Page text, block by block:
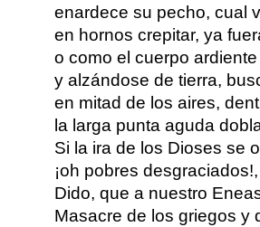
enardece su pecho, cual
en hornos crepitar, ya
o como el cuerpo
y alzándose de tierra,
en mitad de los aires,
la larga punta aguda
Si la ira de los Dioses se
¡oh pobres
Dido, que a nuestro
Masacre de los griegos y